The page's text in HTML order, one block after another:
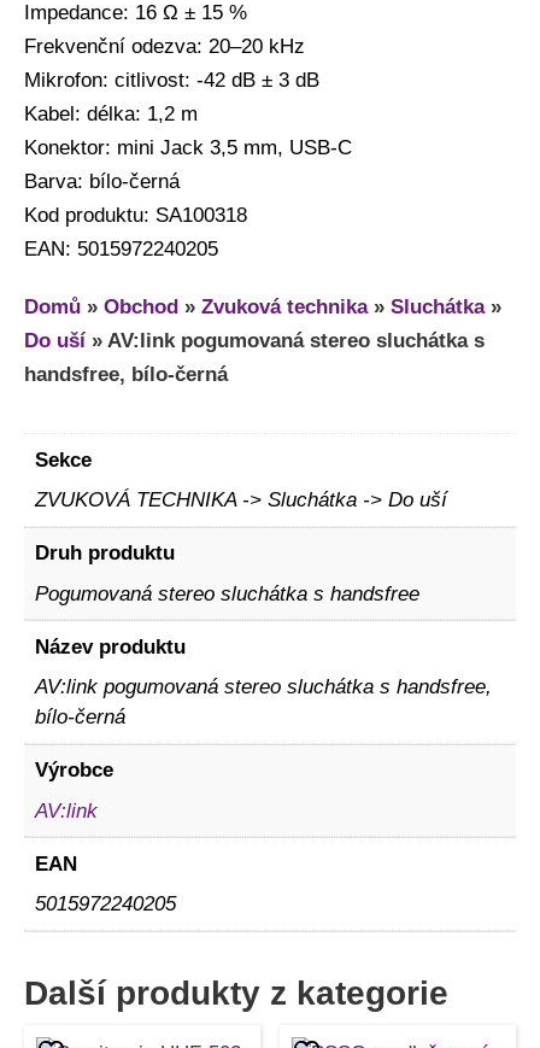
Impedance: 16 Ω ± 15 %
Frekvenční odezva: 20–20 kHz
Mikrofon: citlivost: -42 dB ± 3 dB
Kabel: délka: 1,2 m
Konektor: mini Jack 3,5 mm, USB-C
Barva: bílo-černá
Kod produktu: SA100318
EAN: 5015972240205
Domů » Obchod » Zvuková technika» Sluchátka»
Do uší » AV:link pogumovaná stereo sluchátka s
handsfree, bílo-černá
Sekce
ZVUKOVÁ TECHNIKA -> Sluchátka -> Do uší
Druh produktu
Pogumovaná stereo sluchátka s handsfree
Název produktu
AV:link pogumovaná stereo sluchátka s handsfree,
bílo-černá
Výrobce
AV:link
EAN
5015972240205
Další produkty z kategorie